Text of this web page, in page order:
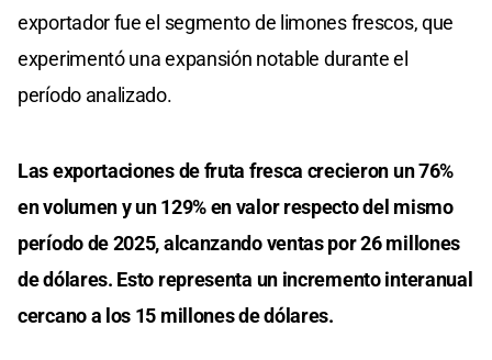
exportador fue el segmento de limones frescos, que
experimentó una expansión notable durante el
período analizado.
Las exportaciones de fruta fresca crecieron un 76%
en volumen y un 129% en valor respecto del mismo
período de 2025, alcanzando ventas por 26 millones
de dólares. Esto representa un incremento interanual
cercano a los 15 millones de dólares.